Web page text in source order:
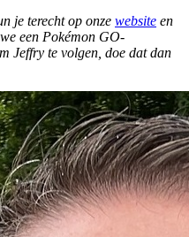
je terecht op onze website en
een Pokémon GO-
Jeffry te volgen, doe dat dan